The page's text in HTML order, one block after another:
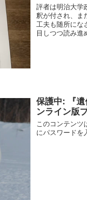
評者は明治大学
釈が付され、ま
工夫も随所にな
目しつつ読み進
保護中: 『
ンライン版
このコンテンツ
にパスワードを